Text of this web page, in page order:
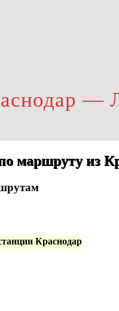
—
маршруту из
Краснодар